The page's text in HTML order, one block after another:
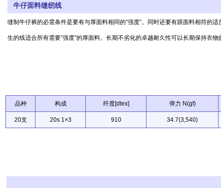
牛仔面料缝纫线
缝制牛仔裤的必需条件是要有与厚面料相同的“强度”。同时还要有跟面料相符的
生的线适合所有需要“强度”的厚面料。长期不劣化的卓越耐久性可以长期保持衣物
品种 构成 纤度[dtex] 弹力 N(gf)
20支 20s 1×3 910 34.7(3,540)